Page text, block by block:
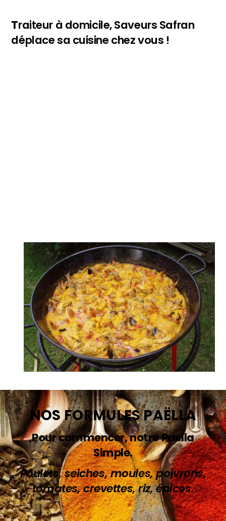
Traiteur à domicile, Saveurs Safran
déplace sa cuisine chez vous !
NOS FORMULES PAËLLA
Pour commencer, notre Paella
Simple.
Poulets, seiches, moules, poivrons,
tomates, crevettes, riz, épices.